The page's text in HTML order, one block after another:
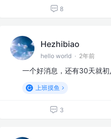
8
Hezhibiao
hello world · 2年前
一个好消息，还有30天就初
上班摸鱼
3